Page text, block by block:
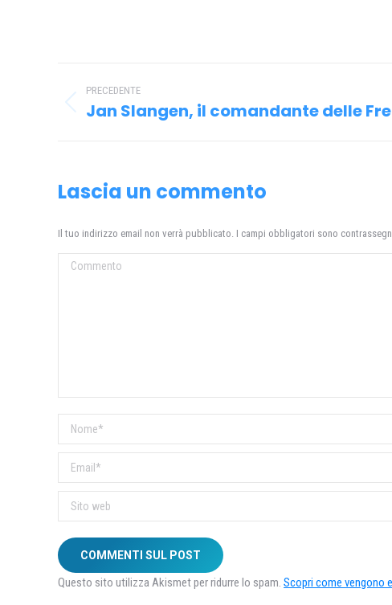
Naviga
traPRECEDENTE
Post
Jan Slangen, il comandante delle
Lascia un commento
Il tuo indirizzo email non verrà pubblicato. I campi obbligatori sono
Commento
Nome *
Email *
Sito web
COMMENTI SUL POST
Questo sito utilizza Akismet per ridurre lo spam. Scopri come vengono